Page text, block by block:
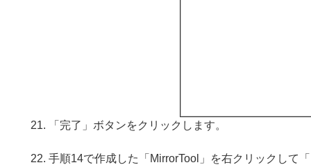
「完了」ボタンをクリックします。
手順14で作成した「MirrorTool」を右クリックして